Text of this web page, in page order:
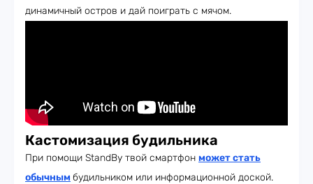
динамичный остров и дай поиграть с мячом.
Кастомизация будильника
При помощи StandBy твой смартфон может стать
обычным будильником или информационной доской.